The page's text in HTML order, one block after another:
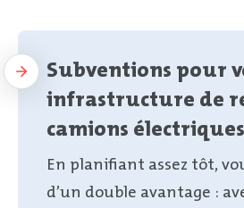
Subventions pour
infrastructure de
camions électriques
En planifiant assez tôt,
d’un double avantage :